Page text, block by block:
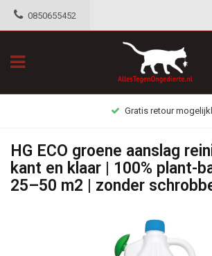
0850655452
Gratis retour
HG ECO groene aanslag
kant en klaar | 100% plant-
25–50 m2 | zonder